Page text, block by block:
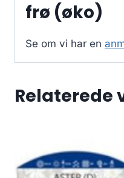
frø (øko)
Se om vi har en
Relaterede